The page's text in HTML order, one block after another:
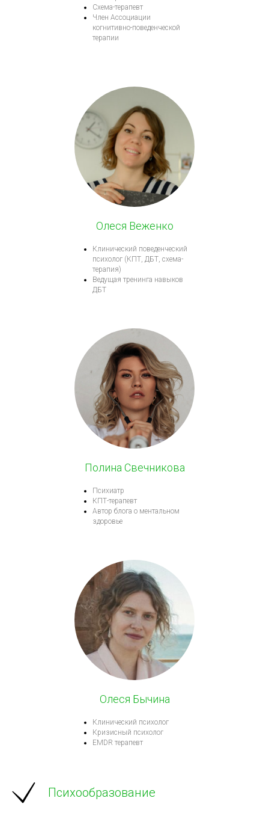
Схема-терапевт
Член Ассоциации
когнитивно-поведенческой
терапии
Олеся Веженко
Клинический поведенческий
психолог (КПТ, ДБТ, схема-
терапия)
Ведущая тренинга навыков
ДБТ
Полина Свечникова
Психиатр
КПТ-терапевт
Автор блога о ментальном
здоровье
Олеся Бычина
Клинический психолог
Кризисный психолог
EMDR терапевт
Психообразование